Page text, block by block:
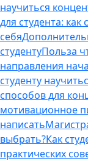
научиться
для студента:
себя
студентуПольза
направления
студенту
способов для
мотивационное
написать
выбрать?Как
практических